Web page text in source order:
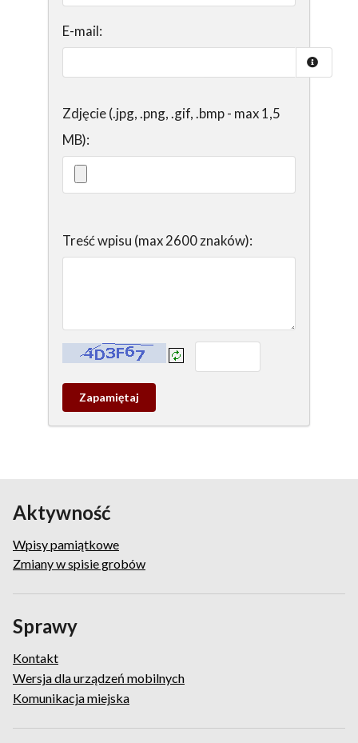
E-mail:
Zdjęcie (.jpg, .png, .gif, .bmp - max 1,5
MB):
Treść wpisu (max 2600 znaków):
Kontrola - wprowadź tekst z obrazka:
Zapamietaj
wpis
Aktywność
Wpisy pamiątkowe
Zmiany w spisie grobów
Sprawy
Kontakt
Wersja dla urządzeń mobilnych
Komunikacja miejska